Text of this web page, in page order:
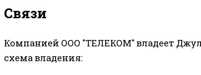
Связи
Компанией ООО "ТЕЛЕКОМ" владеет
схема владения: